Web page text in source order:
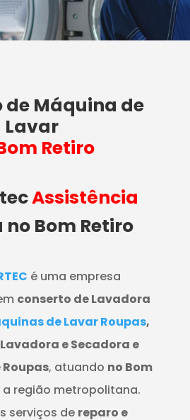
de Máquina de
Lavar
Retiro
Assistência
Bom Retiro
é uma empresa
conserto de Lavadora
de Lavar Roupas,
e Secadora e
, atuando no Bom
região metropolitana.
serviços de reparo e